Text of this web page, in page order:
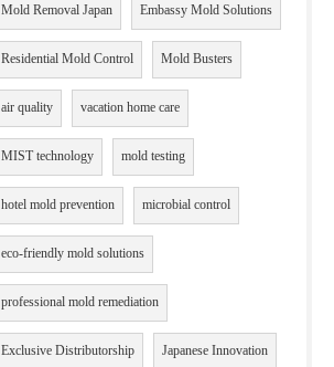
Mold Removal Japan Embassy Mold Solutions
Residential Mold Control Mold Busters
air quality vacation home care
MIST technology mold testing
hotel mold prevention microbial control
eco-friendly mold solutions
professional mold remediation
Exclusive Distributorship Japanese Innovation